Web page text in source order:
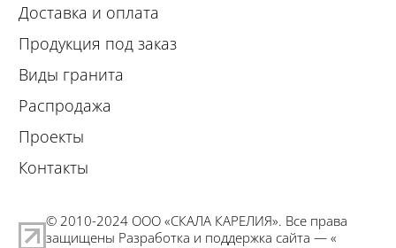
Доставка и оплата
Продукция под заказ
Виды гранита
Распродажа
Проекты
Контакты
© 2010-2024 ООО «СКАЛА КАРЕЛИЯ». Все права
защищены Разработка и поддержка сайта — «